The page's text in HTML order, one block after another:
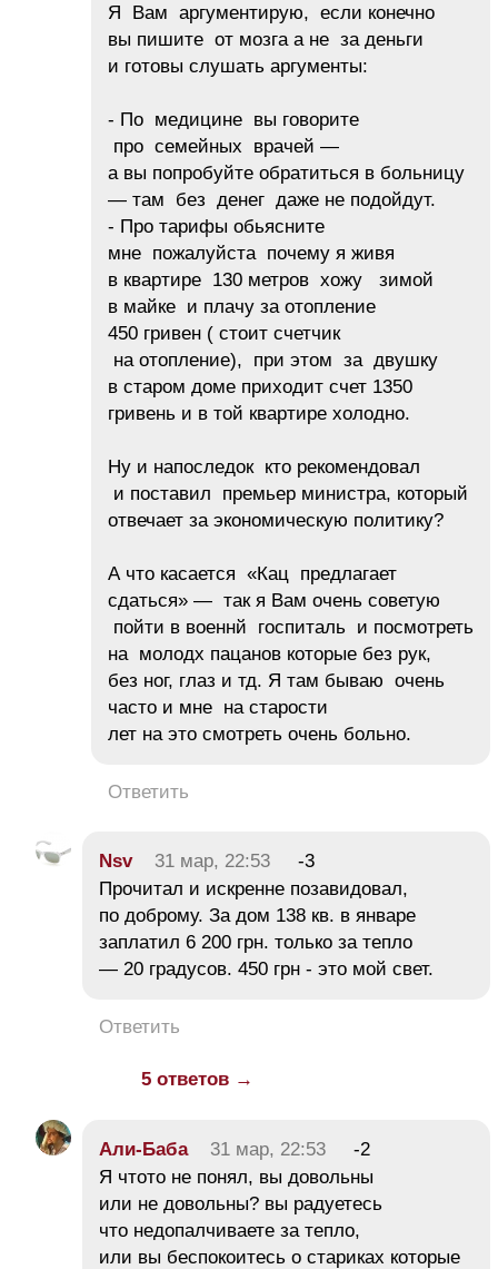
Я Вам аргументирую, если конечно
вы пишите от мозга а не за деньги
и готовы слушать аргументы:
- По медицине вы говорите
про семейных врачей —
а вы попробуйте обратиться в больницу
— там без денег даже не подойдут.
- Про тарифы обьясните
мне пожалуйста почему я живя
в квартире 130 метров хожу зимой
в майке и плачу за отопление
450 гривен ( стоит счетчик
на отопление), при этом за двушку
в старом доме приходит счет 1350
гривень и в той квартире холодно.
Ну и напоследок кто рекомендовал
и поставил премьер министра, который
отвечает за экономическую политику?
А что касается «Кац предлагает
сдаться» — так я Вам очень советую
пойти в военнй госпиталь и посмотреть
на молодх пацанов которые без рук,
без ног, глаз и тд. Я там бываю очень
часто и мне на старости
лет на это смотреть очень больно.
Ответить
Nsv 31 мар, 22:53
-3
Прочитал и искренне позавидовал,
по доброму. За дом 138 кв. в январе
заплатил 6 200 грн. только за тепло
— 20 градусов. 450 грн - это мой свет.
Ответить
5 ответов →
Али-Баба 31 мар, 22:53
-2
Я чтото не понял, вы довольны
или не довольны? вы радуетесь
что недопалчиваете за тепло,
или вы беспокоитесь о стариках которые